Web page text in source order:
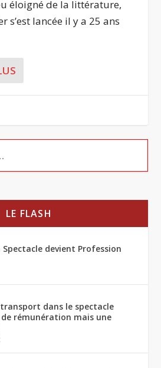
éloigné de la littérature,
s’est lancée il y a 25 ans
LE FLASH
Spectacle devient Profession
dans le spectacle
de rémunération mais une